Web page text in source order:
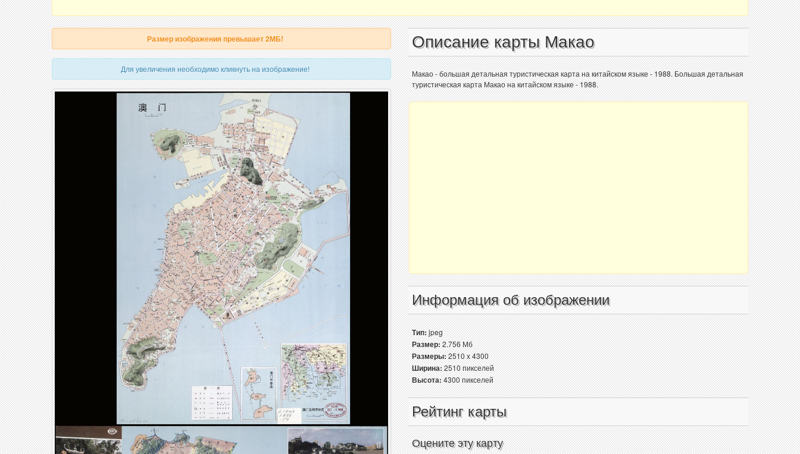
Размер изображения превышает 2МБ!
Для увеличения необходимо кликнуть на изображение!
Описание карты Макао
Макао - большая детальная туристическая карта на китайском языке - 1988. Большая детальная
туристическая карта Макао на китайском языке - 1988.
Информация об изображении
Тип:jpeg
Размер:2.756 Мб
Размеры:2510 x 4300
Ширина:2510 пикселей
Высота:4300 пикселей
Рейтинг карты
Оцените эту карту